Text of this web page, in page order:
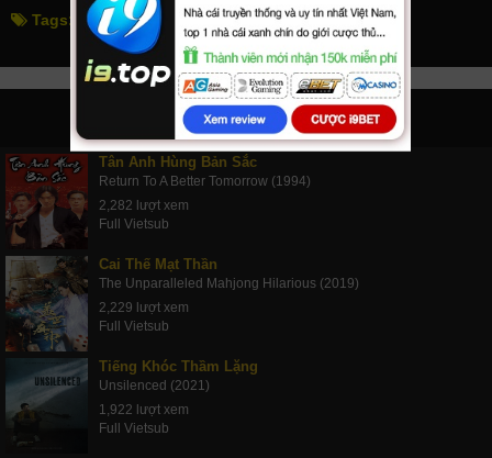
Tags: ám sát accident
PHIM LIÊN QUAN
Tân Anh Hùng Bản Sắc
Return To A Better Tomorrow (1994)
2,282 lượt xem
Full Vietsub
Cai Thế Mạt Thần
The Unparalleled Mahjong Hilarious (2019)
2,229 lượt xem
Full Vietsub
Tiếng Khóc Thầm Lặng
Unsilenced (2021)
1,922 lượt xem
Full Vietsub